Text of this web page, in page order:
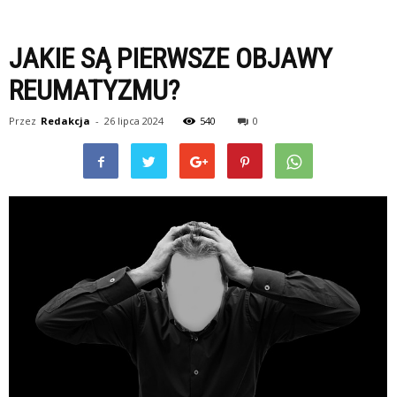
JAKIE SĄ PIERWSZE OBJAWY
REUMATYZMU?
Przez Redakcja - 26 lipca 2024 540 0